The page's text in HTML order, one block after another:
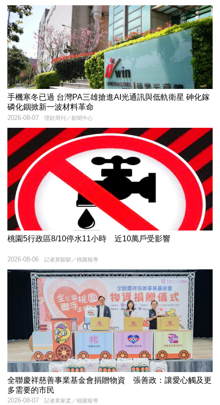
手機寒冬已過 台灣PA三雄搶進AI光通訊與低軌衛星 砷化鎵
磷化銦掀新一波材料革命
理財周刊／新聞中心
2026-08-07
桃園5行政區8/10停水11小時 近10萬戶受影響
記者黃駿騏／桃園報導
2026-08-06
全聯慶祥慈善事業基金會捐贈物資 張善政：讓愛心觸及更
多需要的市民
記者黃家柔／桃園報導
2026-08-07